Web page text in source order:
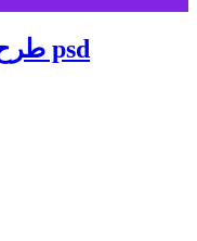
طرح سه بعدی تبلیغاتی طبیعت psd